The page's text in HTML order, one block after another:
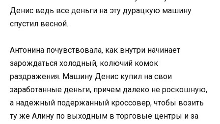
Денис ведь все деньги на эту дурацкую машину
спустил весной.
Антонина почувствовала, как внутри начинает
зарождаться холодный, колючий комок
раздражения. Машину Денис купил на свои
заработанные деньги, причем далеко не роскошную,
а надежный подержанный кроссовер, чтобы возить
ту же Алину по выходным в торговые центры и за